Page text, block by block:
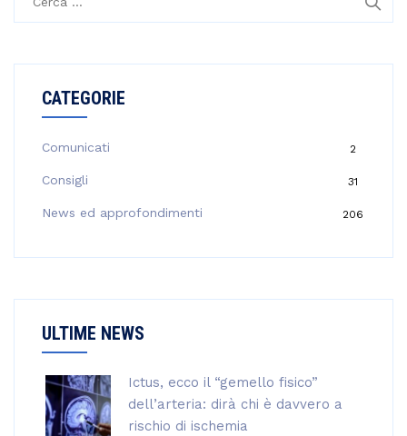
CATEGORIE
Comunicati 2
Consigli 31
News ed approfondimenti 206
ULTIME NEWS
Ictus, ecco il “gemello fisico”
dell’arteria: dirà chi è davvero a
rischio di ischemia